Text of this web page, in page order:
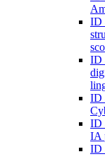
ID
ID
ID
ID
IA
ID